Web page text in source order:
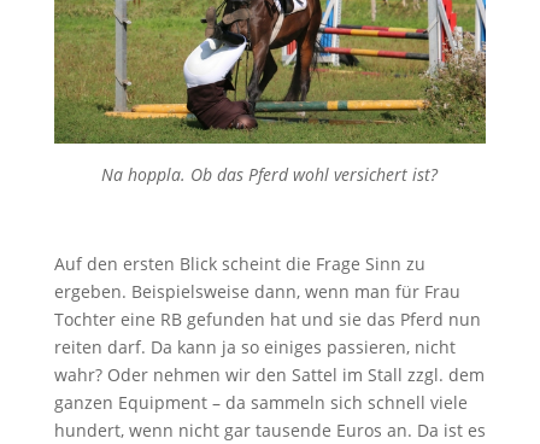
Na hoppla. Ob das Pferd wohl versichert ist?
Auf den ersten Blick scheint die Frage Sinn zu
ergeben. Beispielsweise dann, wenn man für Frau
Tochter eine RB gefunden hat und sie das Pferd nun
reiten darf. Da kann ja so einiges passieren, nicht
wahr? Oder nehmen wir den Sattel im Stall zzgl. dem
ganzen Equipment – da sammeln sich schnell viele
hundert, wenn nicht gar tausende Euros an. Da ist es